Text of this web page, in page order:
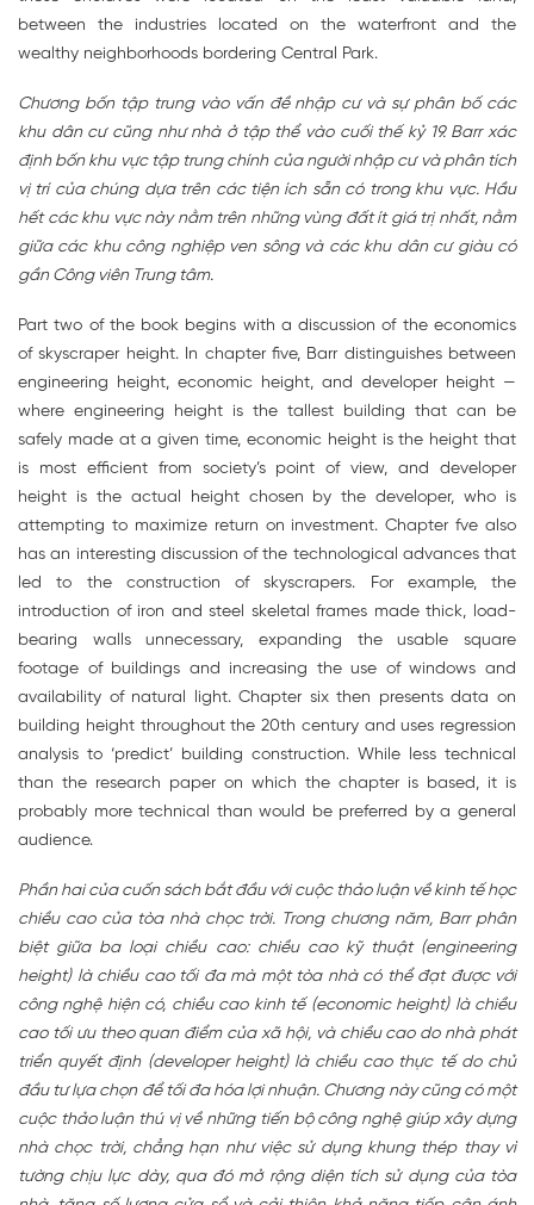
between the industries located on the waterfront and the
wealthy neighborhoods bordering Central Park.
Chương bốn tập trung vào vấn đề nhập cư và sự phân bố các
khu dân cư cũng như nhà ở tập thể vào cuối thế kỷ 19. Barr xác
định bốn khu vực tập trung chính của người nhập cư và phân tích
vị trí của chúng dựa trên các tiện ích sẵn có trong khu vực. Hầu
hết các khu vực này nằm trên những vùng đất ít giá trị nhất, nằm
giữa các khu công nghiệp ven sông và các khu dân cư giàu có
gần Công viên Trung tâm.
Part two of the book begins with a discussion of the economics
of skyscraper height. In chapter five, Barr distinguishes between
engineering height, economic height, and developer height —
where engineering height is the tallest building that can be
safely made at a given time, economic height is the height that
is most efficient from society’s point of view, and developer
height is the actual height chosen by the developer, who is
attempting to maximize return on investment. Chapter fve also
has an interesting discussion of the technological advances that
led to the construction of skyscrapers. For example, the
introduction of iron and steel skeletal frames made thick, load-
bearing walls unnecessary, expanding the usable square
footage of buildings and increasing the use of windows and
availability of natural light. Chapter six then presents data on
building height throughout the 20th century and uses regression
analysis to ‘predict’ building construction. While less technical
than the research paper on which the chapter is based, it is
probably more technical than would be preferred by a general
audience.
Phần hai của cuốn sách bắt đầu với cuộc thảo luận về kinh tế học
chiều cao của tòa nhà chọc trời. Trong chương năm, Barr phân
biệt giữa ba loại chiều cao: chiều cao kỹ thuật (engineering
height) là chiều cao tối đa mà một tòa nhà có thể đạt được với
công nghệ hiện có, chiều cao kinh tế (economic height) là chiều
cao tối ưu theo quan điểm của xã hội, và chiều cao do nhà phát
triển quyết định (developer height) là chiều cao thực tế do chủ
đầu tư lựa chọn để tối đa hóa lợi nhuận. Chương này cũng có một
cuộc thảo luận thú vị về những tiến bộ công nghệ giúp xây dựng
nhà chọc trời, chẳng hạn như việc sử dụng khung thép thay vì
tường chịu lực dày, qua đó mở rộng diện tích sử dụng của tòa